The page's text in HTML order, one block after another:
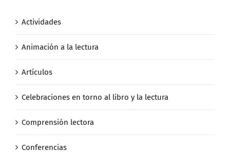
Actividades
Animación a la lectura
Artículos
Celebraciones en torno al libro y la lectura
Comprensión lectora
Conferencias